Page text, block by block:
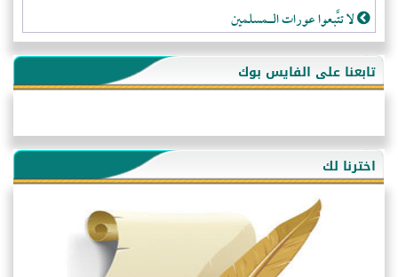
لا تتَّبعوا عورات الـمسلمين
فقه النَّصيحة عند الصَّحابة الكرام رضي الله عنهم
لَا عِزَّةَ إِلَّا بِالإِسْلَامِ
هذه سبيلنا فماذا تنقمون؟!
أُسُـسُ بَـيْـتِ الـمُسْـلِمِ
التَّعْلِيمُ القُرْآنِي
كلمة إلى إخواني السلفيين في الجزائر
تابعنا على الفايس بوك
اخترنا لك